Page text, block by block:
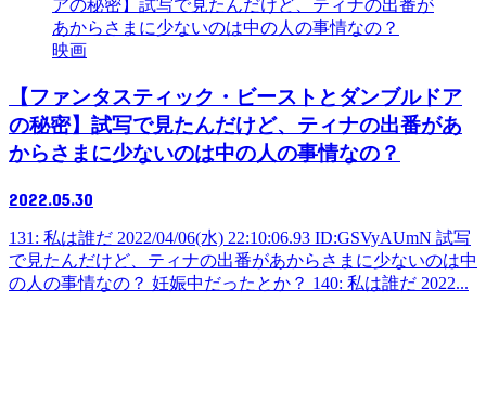
映画
【ファンタスティック・ビーストとダンブルドア
の秘密】試写で見たんだけど、ティナの出番があ
からさまに少ないのは中の人の事情なの？
2022.05.30
131: 私は誰だ 2022/04/06(水) 22:10:06.93 ID:GSVyAUmN 試写
で見たんだけど、ティナの出番があからさまに少ないのは中
の人の事情なの？ 妊娠中だったとか？ 140: 私は誰だ 2022...